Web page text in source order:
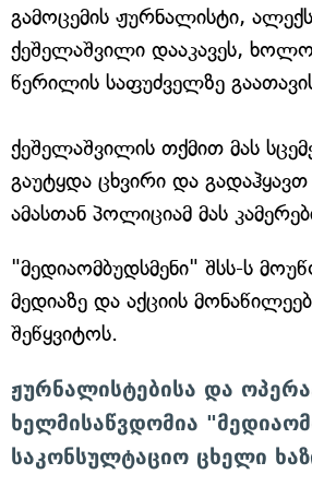
გამოცემის ჟურნალისტი,
ქეშელაშვილი დააკავეს, ხოლო
წერილის საფუძველზე
ქეშელაშვილის თქმით მას
გაუტყდა ცხვირი და
ამასთან პოლიციამ მას
"მედიაომბუდსმენი" შსს-ს
მედიაზე და აქციის
შეწყვიტოს.
ჟურნალისტებისა და
ხელმისაწვდომია
საკონსულტაციო ცხელი